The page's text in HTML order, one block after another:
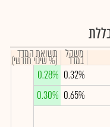
משקל
במדד תשואת המדד
(% שינוי חודשי)
0.32%
0.28%
0.65%
0.30%